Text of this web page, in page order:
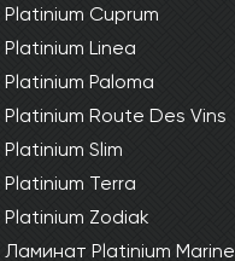
Platinium Cuprum
Platinium Linea
Platinium Paloma
Platinium Route Des Vins
Platinium Slim
Platinium Terra
Platinium Zodiak
Ламинат Platinium Marine